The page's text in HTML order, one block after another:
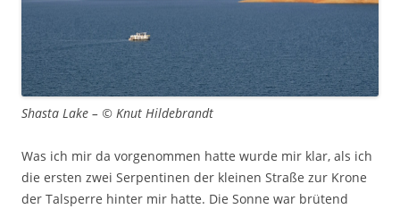
Shasta Lake – © Knut Hildebrandt
Was ich mir da vorgenommen hatte wurde mir klar, als ich
die ersten zwei Serpentinen der kleinen Straße zur Krone
der Talsperre hinter mir hatte. Die Sonne war brütend